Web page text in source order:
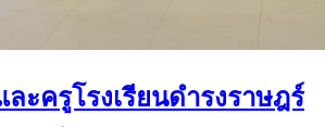
ะครูโรงเรียนดำรงราษฎร์